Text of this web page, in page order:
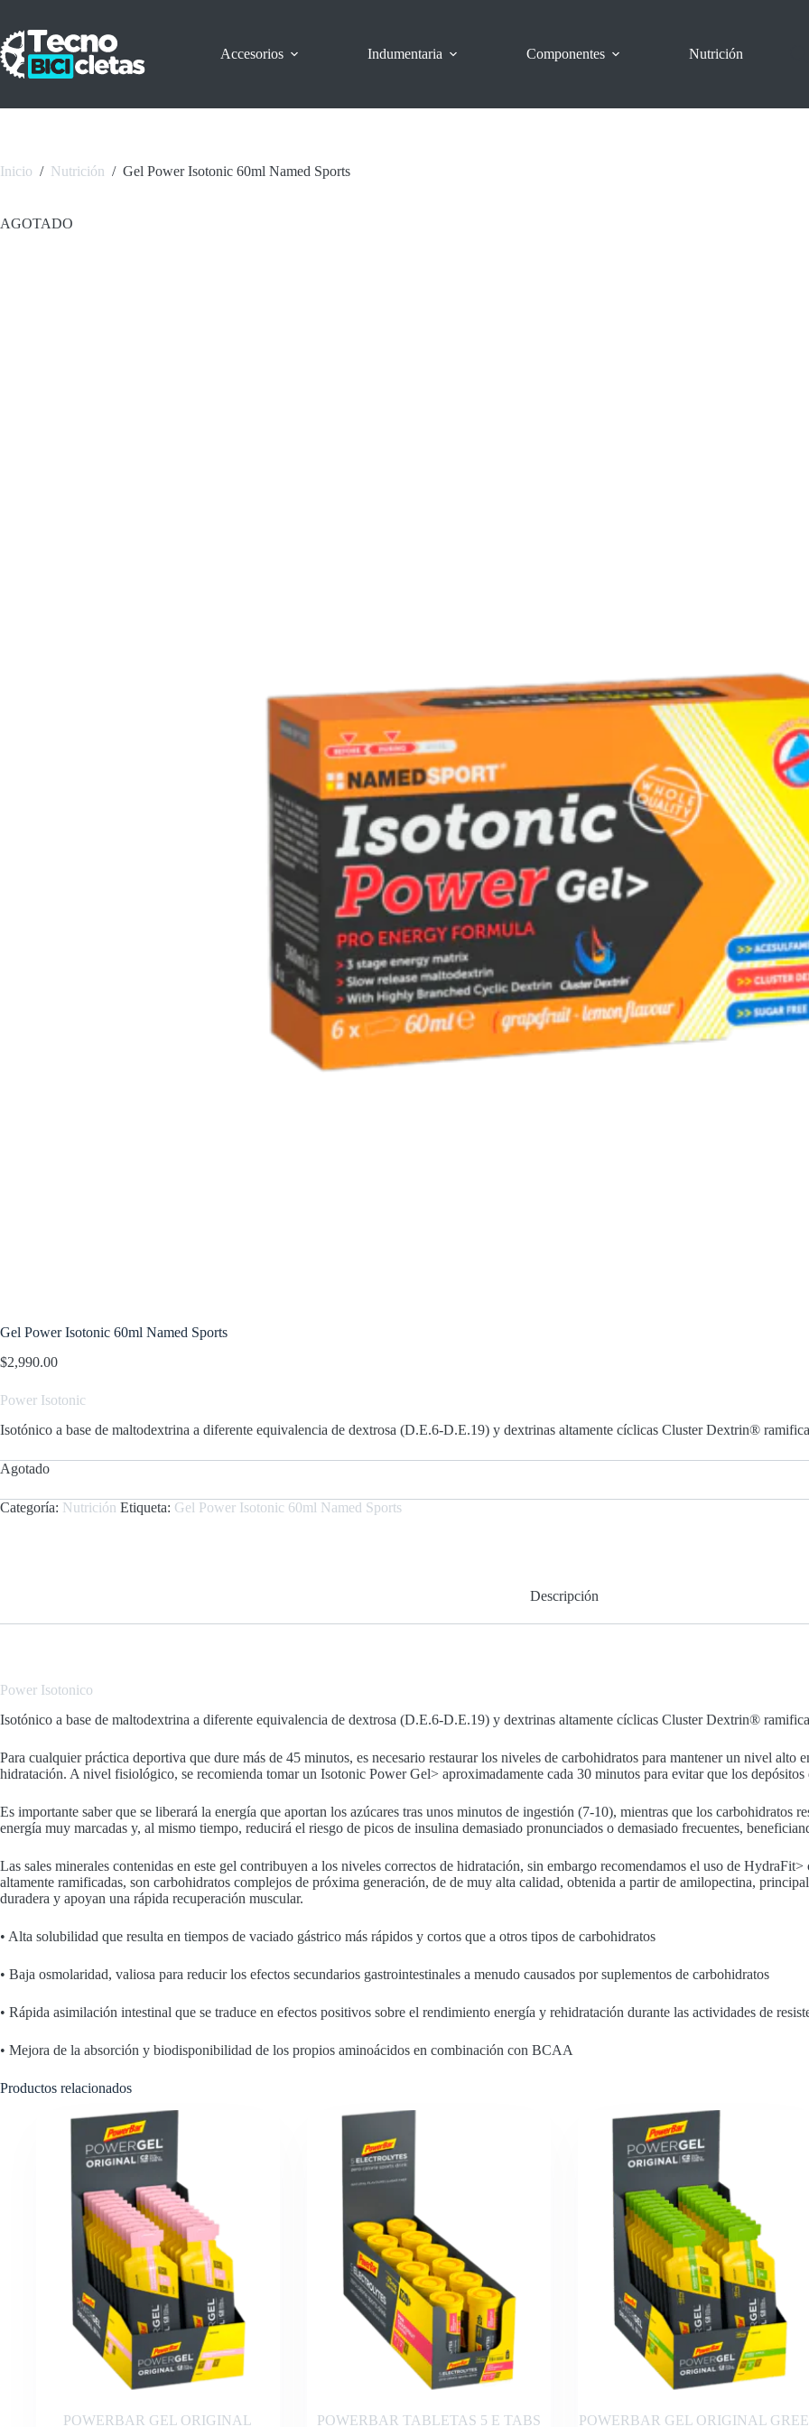
contenido
Accesorios
Indumentaria Componentes Nutrición
Inicio / Nutrición / Gel Power Isotonic 60ml Named Sports
AGOTADO
Gel Power Isotonic 60ml Named Sports
$2,990.00
Power Isotonic
Isotónico a base de maltodextrina a diferente equivalencia de dextrosa (D.E.6-D.E.19) y dextrinas altamente cíclicas Cluster Dextrin®
Agotado
Categoría: Nutrición Etiqueta: Gel Power Isotonic 60ml Named Sports
Descripción
Power Isotonico
Isotónico a base de maltodextrina a diferente equivalencia de dextrosa (D.E.6-D.E.19) y dextrinas altamente cíclicas Cluster Dextrin®
Para cualquier práctica deportiva que dure más de 45 minutos, es necesario restaurar los niveles de carbohidratos para mantener un nivel alto
hidratación. A nivel fisiológico, se recomienda tomar un Isotonic Power Gel> aproximadamente cada 30 minutos para evitar que los
Es importante saber que se liberará la energía que aportan los azúcares tras unos minutos de ingestión (7-10), mientras que los carbohidratos
energía muy marcadas y, al mismo tiempo, reducirá el riesgo de picos de insulina demasiado pronunciados o demasiado frecuentes,
Las sales minerales contenidas en este gel contribuyen a los niveles correctos de hidratación, sin embargo recomendamos el uso de
altamente ramificadas, son carbohidratos complejos de próxima generación, de de muy alta calidad, obtenida a partir de amilopectina,
duradera y apoyan una rápida recuperación muscular.
• Alta solubilidad que resulta en tiempos de vaciado gástrico más rápidos y cortos que a otros tipos de carbohidratos
• Baja osmolaridad, valiosa para reducir los efectos secundarios gastrointestinales a menudo causados ​​por suplementos de carbohidratos
• Rápida asimilación intestinal que se traduce en efectos positivos sobre el rendimiento energía y rehidratación durante las actividades de
• Mejora de la absorción y biodisponibilidad de los propios aminoácidos en combinación con BCAA
Productos relacionados
POWERBAR GEL ORIGINAL POWERBAR TABLETAS 5 E TABS POWERBAR GEL ORIGINAL